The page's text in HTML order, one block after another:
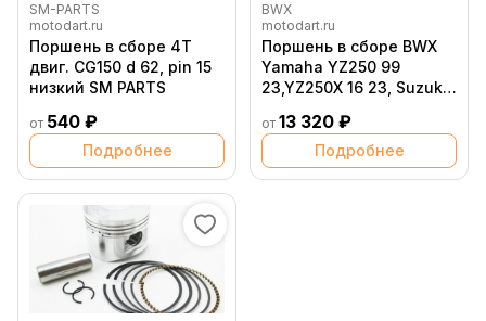
SM-PARTS
motodart.ru
Поршень в сборе 4T
двиг. CG150 d 62, pin 15
низкий SM PARTS
от 540 ₽
Подробнее
BWX
motodart.ru
Поршень в сборе BWX
Yamaha YZ250 99
23,YZ250X 16 23, Suzuki
от 13 320 ₽
Подробнее